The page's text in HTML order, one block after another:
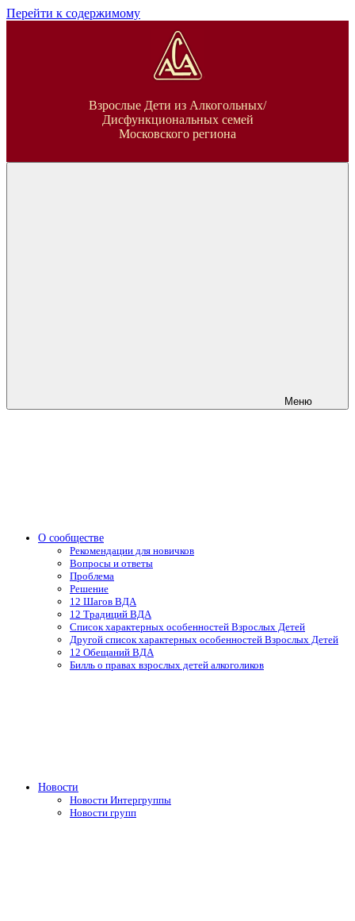
Перейти к содержимому
ВДАВзрослые Дети из Алкогольных/
Дисфункциональных семей
Московского региона
Меню
О сообществе
Рекомендации для новичков
Вопросы и ответы
Проблема
Решение
12 Шагов ВДА
12 Традиций ВДА
Список характерных особенностей Взрослых Детей
Другой список характерных особенностей Взрослых Детей
12 Обещаний ВДА
Билль о правах взрослых детей алкоголиков
Новости
Новости Интергруппы
Новости групп